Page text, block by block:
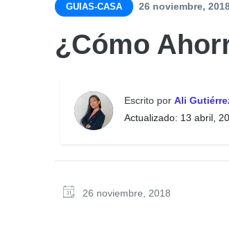
GUIAS-CASA 26 noviembre,
¿Cómo
Escrito por Ali
Actualizado: 13 abril,
26 noviembre, 2018